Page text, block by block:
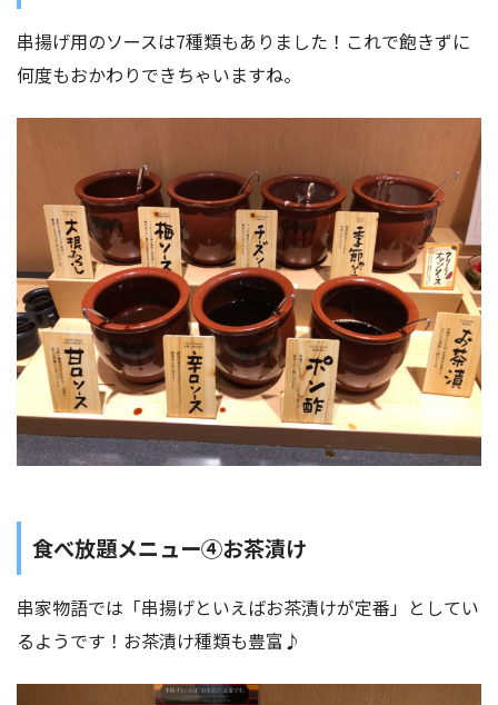
串揚げ用のソースは7種類もありました！これで飽きずに
何度もおかわりできちゃいますね。
食べ放題メニュー④お茶漬け
串家物語では「串揚げといえばお茶漬けが定番」としてい
るようです！お茶漬け種類も豊富♪